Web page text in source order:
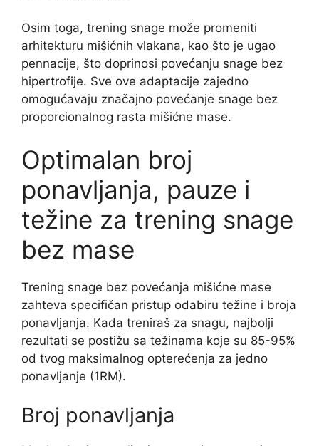
Osim toga, trening snage može promeniti
arhitekturu mišićnih vlakana, kao što je ugao
pennacije, što doprinosi povećanju snage bez
hipertrofije. Sve ove adaptacije zajedno
omogućavaju značajno povećanje snage bez
proporcionalnog rasta mišićne mase.
Optimalan broj
ponavljanja, pauze i
težine za trening snage
bez mase
Trening snage bez povećanja mišićne mase
zahteva specifičan pristup odabiru težine i broja
ponavljanja. Kada treniraš za snagu, najbolji
rezultati se postižu sa težinama koje su 85-95%
od tvog maksimalnog opterećenja za jedno
ponavljanje (1RM).
Broj ponavljanja